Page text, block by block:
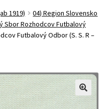
1919)
04) Region Slovensko
Sbor Rozhodcov Futbalový
Futbalový Odbor (S. S. R –